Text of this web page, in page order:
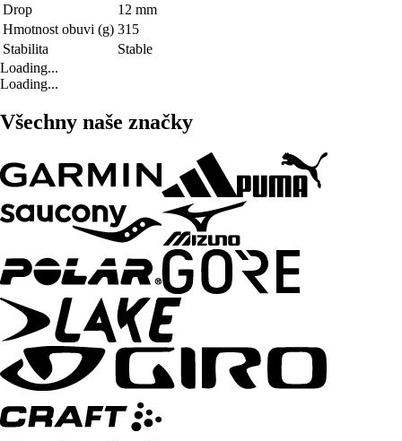
Drop
12 mm
Hmotnost obuvi (g) 315
Stabilita
Stable
Loading...
Loading...
Všechny naše značky